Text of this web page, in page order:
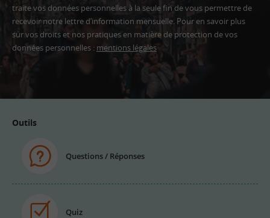
traite vos données personnelles à la seule fin de vous permettre de
recevoir notre lettre d’information mensuelle. Pour en savoir plus
sur vos droits et nos pratiques en matière de protection de vos
données personnelles : mentions légales
Outils
Questions / Réponses
Quiz